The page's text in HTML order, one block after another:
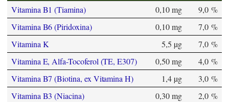
Vitamina B1 (Tiamina) 0,10 mg
9,0 %
Vitamina B6 (Piridoxina)
0,10 mg
7,0 %
Vitamina K
5,5 µg
7,0 %
Vitamina E, Alfa-Tocoferol (TE, E307)
0,50 mg
4,0 %
Vitamina B7 (Biotina, ex Vitamina H)
1,4 µg
3,0 %
Vitamina B3 (Niacina)
0,30 mg
2,0 %